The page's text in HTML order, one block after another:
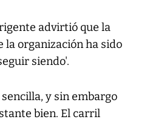
advirtió que la
la organización ha sido
siendo'.
y sin embargo
bien. El carril